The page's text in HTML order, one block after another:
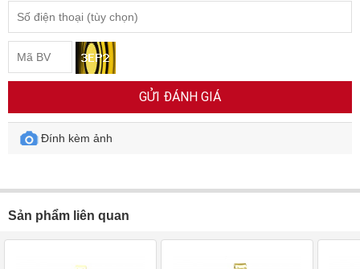
GỬI ĐÁNH GIÁ
Đính kèm ảnh
Sản phẩm liên quan